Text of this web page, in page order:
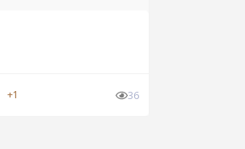
+1 36